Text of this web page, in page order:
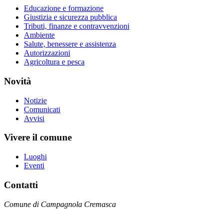
Educazione e formazione
Giustizia e sicurezza pubblica
Tributi, finanze e contravvenzioni
Ambiente
Salute, benessere e assistenza
Autorizzazioni
Agricoltura e pesca
Novità
Notizie
Comunicati
Avvisi
Vivere il comune
Luoghi
Eventi
Contatti
Comune di Campagnola Cremasca